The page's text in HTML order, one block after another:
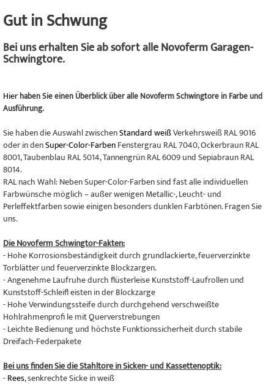
Gut in Schwung
Bei uns erhalten Sie ab sofort alle Novoferm Garagen-
Schwingtore.
Hierhaben Sie einen Überblick über alle Novoferm Schwingtore in Farbe und
Ausführung.
Sie haben die Auswahl zwischenStandard weißVerkehrsweiß RAL 9016
oder in denSuper-Color-FarbenFenstergrau RAL 7040, Ockerbraun RAL
8001, Taubenblau RAL 5014, Tannengrün RAL 6009 und Sepiabraun RAL
8014.
RAL nach Wahl: Neben Super-Color-Farben sind fast alle individuellen
Farbwünsche möglich – außer wenigen Metallic-, Leucht- und
Perleffektfarben sowie einigen besonders dunklen Farbtönen. Fragen Sie
uns.
Die Novoferm Schwingtor-Fakten:
- Hohe Korrosionsbeständigkeit durch grundlackierte, feuerverzinkte
Torblätter und feuerverzinkte Blockzargen.
- Angenehme Laufruhe durch flüsterleise Kunststoff-Laufrollen und
Kunststoff-Schleifl eisten in der Blockzarge
- Hohe Verwindungssteife durch durchgehend verschweißte
Hohlrahmenprofi le mit Querverstrebungen
- Leichte Bedienung und höchste Funktionssicherheit durch stabile
Dreifach-Federpakete
Bei uns finden Sie die Stahltore in Sicken- und Kassettenoptik:
-Rees, senkrechte Sicke in weiß